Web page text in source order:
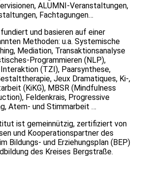
ALUMNI-Veranstaltungen,
Fachtagungen…
und basieren auf einer
Methoden: u.a. Systemische
Mediation, Transaktionsanalyse
Programmieren (NLP),
(TZI), Paarsynthese,
Jeux Dramatiques, Ki-,
(KiKG), MBSR (Mindfulness
Feldenkrais, Progressive
Atem- und Stimmarbeit …
ist gemeinnützig, zertifiziert von
und Kooperationspartner des
Bildungs- und Erziehungsplan (BEP)
des Kreises Bergstraße.